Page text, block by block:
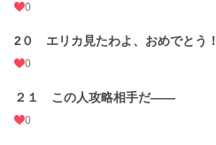
0
2０ エリカ見たわよ、おめでとう！
0
２１ この人攻略相手だ――
0